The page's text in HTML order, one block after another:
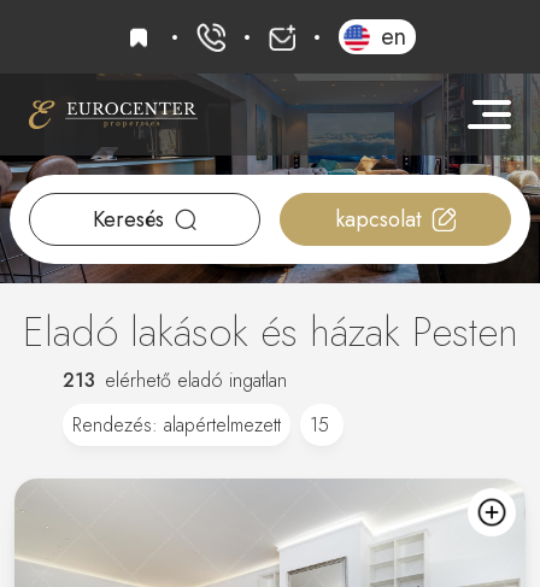
kedvencek+36 20 919 0005
en
Keresés kapcsolat
Eladó lakások és házak Pesten
213 elérhető eladó ingatlan